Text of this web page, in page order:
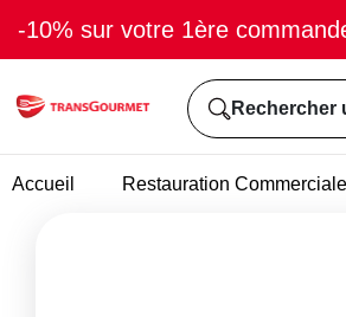
-10% sur votre 1ère
Rechercher
Accueil Restauration Commerciale